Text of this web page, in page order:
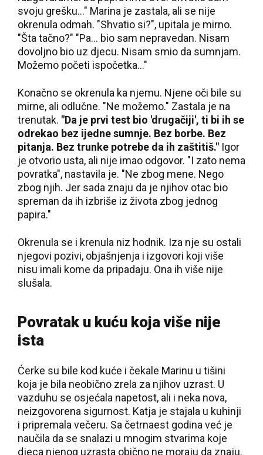
svoju grešku…" Marina je zastala, ali se nije
okrenula odmah. "Shvatio si?", upitala je mirno.
"Šta tačno?" "Pa… bio sam nepravedan. Nisam
dovoljno bio uz djecu. Nisam smio da sumnjam.
Možemo početi ispočetka…"
Konačno se okrenula ka njemu. Njene oči bile su
mirne, ali odlučne. "Ne možemo." Zastala je na
trenutak. "Da je prvi test bio 'drugačiji', ti bi ih se
odrekao bez ijedne sumnje. Bez borbe. Bez
pitanja. Bez trunke potrebe da ih zaštitiš." Igor
je otvorio usta, ali nije imao odgovor. "I zato nema
povratka", nastavila je. "Ne zbog mene. Nego
zbog njih. Jer sada znaju da je njihov otac bio
spreman da ih izbriše iz života zbog jednog
papira."
Okrenula se i krenula niz hodnik. Iza nje su ostali
njegovi pozivi, objašnjenja i izgovori koji više
nisu imali kome da pripadaju. Ona ih više nije
slušala.
Povratak u kuću koja više nije
ista
Ćerke su bile kod kuće i čekale Marinu u tišini
koja je bila neobično zrela za njihov uzrast. U
vazduhu se osjećala napetost, ali i neka nova,
neizgovorena sigurnost. Katja je stajala u kuhinji
i pripremala večeru. Sa četrnaest godina već je
naučila da se snalazi u mnogim stvarima koje
djeca njenog uzrasta obično ne moraju da znaju.